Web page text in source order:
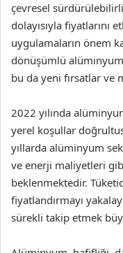
çevresel
dolayısıyla fiyatlarını
uygulamaların önem
dönüşümlü
bu da yeni fırsatlar ve
2022 yılında
yerel koşullar
yıllarda alüminyum
ve enerji maliyetleri
beklenmektedir.
fiyatlandırmayı
sürekli takip etmek